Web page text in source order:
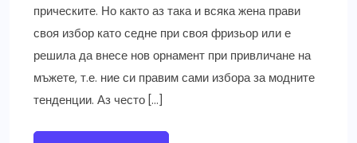
прическите. Но както аз така и всяка жена прави
своя избор като седне при своя фризьор или е
решила да внесе нов орнамент при привличане на
мъжете, т.е. ние си правим сами избора за модните
тенденции. Аз често […]